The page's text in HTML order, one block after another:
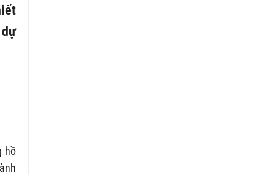
hồ